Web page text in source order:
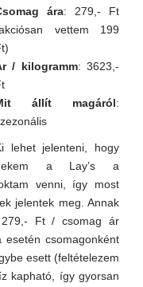
ára: 279,- Ft
vettem 199
/ kilogramm: 3623,-
állít magáról:
lehet jelenteni, hogy
a Lay’s a
venni, így most
jelentek meg. Annak
Ft / csomag ár
csomagonként
esett (feltételezem
kapható, így gyorsan